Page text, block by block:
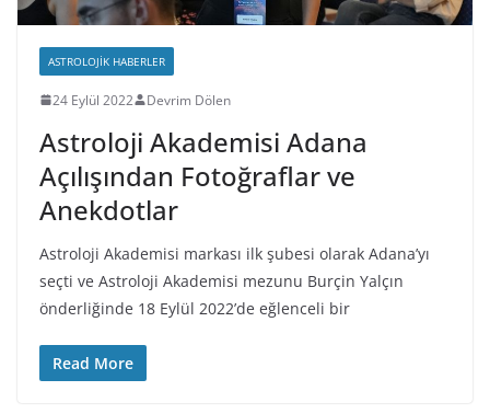
ASTROLOJIK HABERLER
24 Eylül 2022 Devrim Dölen
Astroloji Akademisi Adana
Açılışından Fotoğraflar ve
Anekdotlar
Astroloji Akademisi markası ilk şubesi olarak Adana’yı
seçti ve Astroloji Akademisi mezunu Burçin Yalçın
önderliğinde 18 Eylül 2022’de eğlenceli bir
Read More